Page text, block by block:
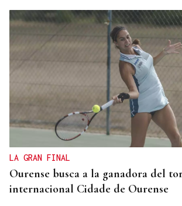
LA GRAN FINAL
Ourense busca a la ganadora del
internacional Cidade de Ourense